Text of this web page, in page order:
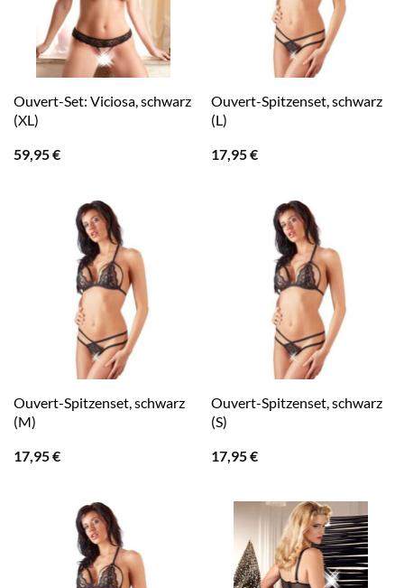
Ouvert-Set: Viciosa, schwarz
(XL)
59,95€
Ouvert-Spitzenset, schwarz
(L)
17,95€
Ouvert-Spitzenset, schwarz
(M)
17,95€
Ouvert-Spitzenset, schwarz
(S)
17,95€